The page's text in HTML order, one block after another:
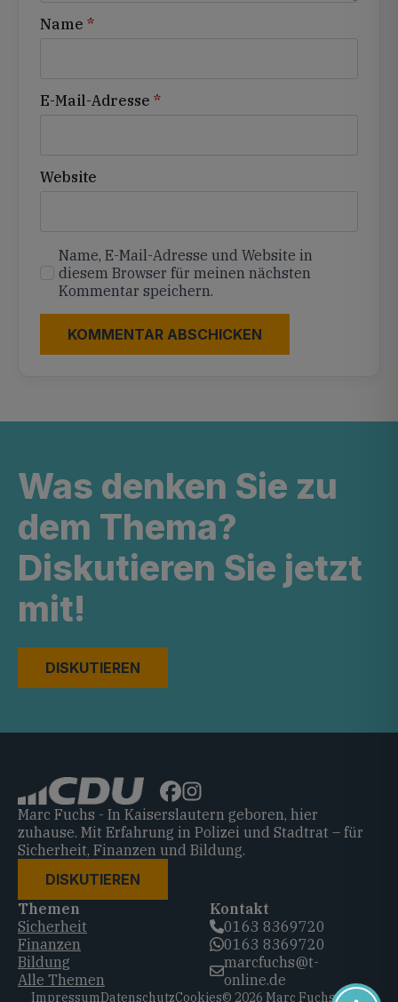
Name *
E-Mail-Adresse *
Website
Name, E-Mail-Adresse und Website in
diesem Browser für meinen nächsten
Kommentar speichern.
Was denken Sie zu
dem Thema?
Diskutieren Sie jetzt
mit!
DISKUTIEREN
Marc Fuchs - In Kaiserslautern geboren, hier
zuhause. Mit Erfahrung in Polizei und Stadtrat – für
Sicherheit, Finanzen und Bildung.
DISKUTIEREN
Themen
Sicherheit
Finanzen
Bildung
Alle Themen
Kontakt
0163 8369720‬
0163 8369720‬
marcfuchs@t-
online.de
ImpressumDatenschutzCookies© 2026 Marc Fuchs, CDU